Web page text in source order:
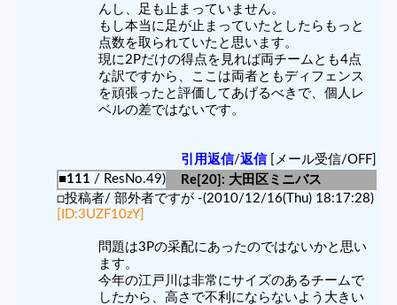
んし、足も止まっていません。
もし本当に足が止まっていたとしたらもっと
点数を取られていたと思います。
現に2Pだけの得点を見れば両チームとも4点
な訳ですから、ここは両者ともディフェンス
を頑張ったと評価してあげるべきで、個人レ
ベルの差ではないです。
引用返信/返信[メール受信/OFF]
■111 / ResNo.49)
Re[20]: 大田区ミニバス
□投稿者/ 部外者ですが -(2010/12/16(Thu) 18:17:28)
[ID:3UZF10zY]
問題は3Pの采配にあったのではないかと思い
ます。
今年の江戸川は非常にサイズのあるチームで
したから、高さで不利にならないよう大きい